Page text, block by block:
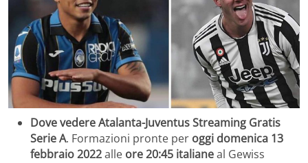
Dove vedere Atalanta-Juventus Streaming Gratis
Serie A. Formazioni pronte per oggi domenica 13
febbraio 2022alle ore 20:45 italianeal Gewiss